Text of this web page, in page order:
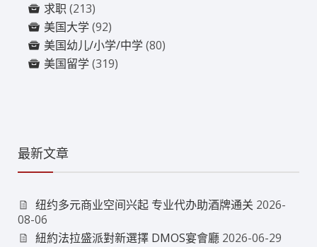
求职 (213)
美国大学(92)
美国幼儿/小学/中学(80)
美国留学(319)
最新文章
纽约多元商业空间兴起 专业代办助酒牌通关 2026-
08-06
紐約法拉盛派對新選擇 DMOS宴會廳 2026-06-29